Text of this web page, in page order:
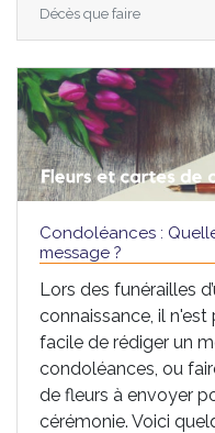
Décès que faire
Condoléances :
message ?
Lors des funérailles
connaissance, il n'est
facile de rédiger un
condoléances, ou
de fleurs à envoyer
cérémonie. Voici